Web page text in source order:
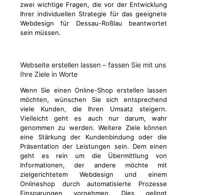
zwei wichtige Fragen, die vor der Entwicklung
Ihrer individuellen Strategie für das geeignete
Webdesign für Dessau-Roßlau beantwortet
sein müssen.
Webseite erstellen lassen – fassen Sie mit uns
Ihre Ziele in Worte
Wenn Sie einen Online-Shop erstellen lassen
möchten, wünschen Sie sich entsprechend
viele Kunden, die Ihren Umsatz steigern.
Vielleicht geht es auch nur darum, wahr
genommen zu werden. Weitere Ziele können
eine Stärkung der Kundenbindung oder die
Präsentation der Leistungen sein. Dem einen
geht es rein um die Übermittlung von
Informationen, der andere möchte mit
zielgerichtetem Webdesign und einem
Onlineshop durch automatisierte Prozesse
Einsparungen vornehmen. Dies gelingt